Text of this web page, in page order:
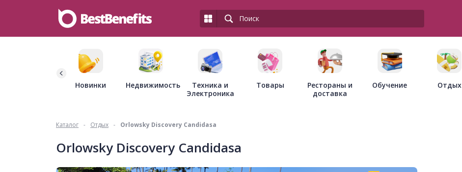
Новинки Недвижимость
Техника и
Электроника
Товары
Рестораны и
доставка
Обучение Отдых
Каталог - Отдых - Orlowsky Discovery Candidasa
Orlowsky Discovery Candidasa